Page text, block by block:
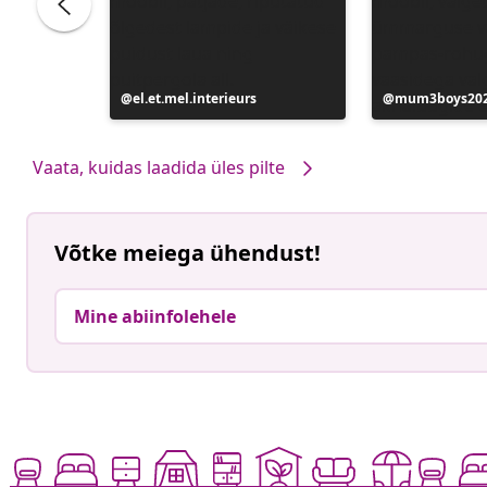
Postitus
avaldatud
el.et.mel.interieurs
Postitus
avaldatud
Vaata, kuidas laadida üles pilte
Võtke meiega ühendust!
Mine abiinfolehele